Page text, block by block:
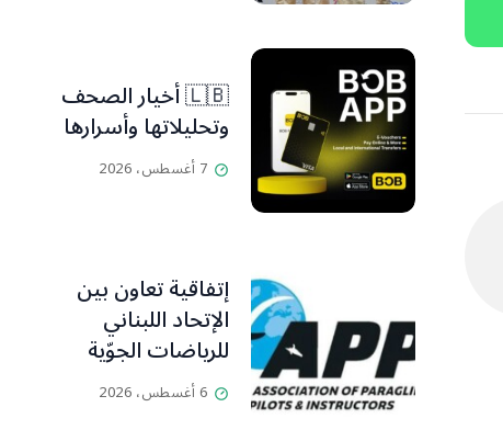
🇱🇧 أخيار الصحف
وتحليلاتها وأسرارها
7 أغسطس، 2026
إتفاقية تعاون بين
الإتحاد اللبناني
للرياضات الجوّية
وجمعية طيّاري
ومدرّبي الطيران
6 أغسطس، 2026